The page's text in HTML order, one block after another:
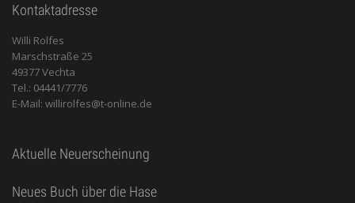
Kontaktadresse
Willi Rolfes
Marschstraße 25
49377 Vechta
Tel.: 04441/7776
E-Mail: willirolfes@t-online.de
Aktuelle Neuerscheinung
Neues Buch über die Hase